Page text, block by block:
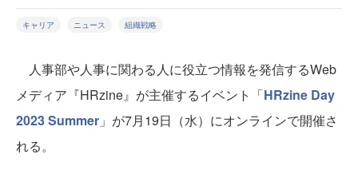
キャリア ニュース 組織戦略
人事部や人事に関わる人に役立つ情報を発信するWeb
メディア『HRzine』が主催するイベント「HRzine Day
2023 Summer 」が7月19日（水）にオンラインで開催さ
れる。